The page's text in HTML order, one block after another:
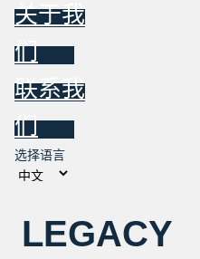
关于我
们
联系我
们
选择语言
LEGACY